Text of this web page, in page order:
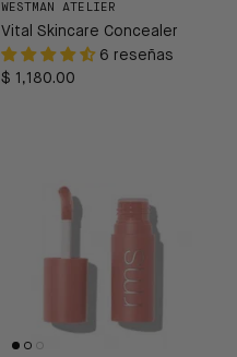
WESTMAN ATELIER
Vital Skincare Concealer
6 reseñas
$ 1,180.00